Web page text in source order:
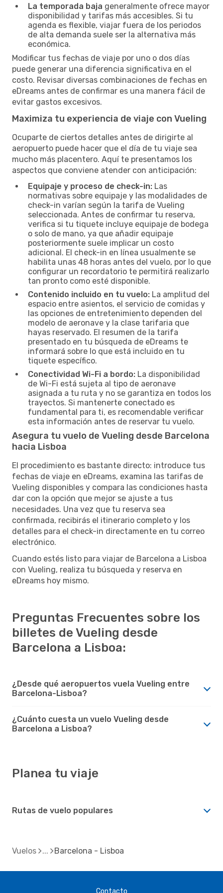
La temporada baja generalmente ofrece mayor
disponibilidad y tarifas más accesibles. Si tu
agenda es flexible, viajar fuera de los periodos
de alta demanda suele ser la alternativa más
económica.
Modificar tus fechas de viaje por uno o dos días
puede generar una diferencia significativa en el
costo. Revisar diversas combinaciones de fechas en
eDreams antes de confirmar es una manera fácil de
evitar gastos excesivos.
Maximiza tu experiencia de viaje con Vueling
Ocuparte de ciertos detalles antes de dirigirte al
aeropuerto puede hacer que el día de tu viaje sea
mucho más placentero. Aquí te presentamos los
aspectos que conviene atender con anticipación:
Equipaje y proceso de check-in: Las
normativas sobre equipaje y las modalidades de
check-in varían según la tarifa de Vueling
seleccionada. Antes de confirmar tu reserva,
verifica si tu tiquete incluye equipaje de bodega
o solo de mano, ya que añadir equipaje
posteriormente suele implicar un costo
adicional. El check-in en línea usualmente se
habilita unas 48 horas antes del vuelo, por lo que
configurar un recordatorio te permitirá realizarlo
tan pronto como esté disponible.
Contenido incluido en tu vuelo: La amplitud del
espacio entre asientos, el servicio de comidas y
las opciones de entretenimiento dependen del
modelo de aeronave y la clase tarifaria que
hayas reservado. El resumen de la tarifa
presentado en tu búsqueda de eDreams te
informará sobre lo que está incluido en tu
tiquete específico.
Conectividad Wi-Fi a bordo: La disponibilidad
de Wi-Fi está sujeta al tipo de aeronave
asignada a tu ruta y no se garantiza en todos los
trayectos. Si mantenerte conectado es
fundamental para ti, es recomendable verificar
esta información antes de reservar tu vuelo.
Asegura tu vuelo de Vueling desde Barcelona
hacia Lisboa
El procedimiento es bastante directo: introduce tus
fechas de viaje en eDreams, examina las tarifas de
Vueling disponibles y compara las condiciones hasta
dar con la opción que mejor se ajuste a tus
necesidades. Una vez que tu reserva sea
confirmada, recibirás el itinerario completo y los
detalles para el check-in directamente en tu correo
electrónico.
Cuando estés listo para viajar de Barcelona a Lisboa
con Vueling, realiza tu búsqueda y reserva en
eDreams hoy mismo.
Preguntas Frecuentes sobre los
billetes de Vueling desde
Barcelona a Lisboa:
¿Desde qué aeropuertos vuela Vueling entre
Barcelona-Lisboa?
¿Cuánto cuesta un vuelo Vueling desde
Barcelona a Lisboa?
Planea tu viaje
Rutas de vuelo populares
Vuelos Barcelona - Lisboa
Contacto